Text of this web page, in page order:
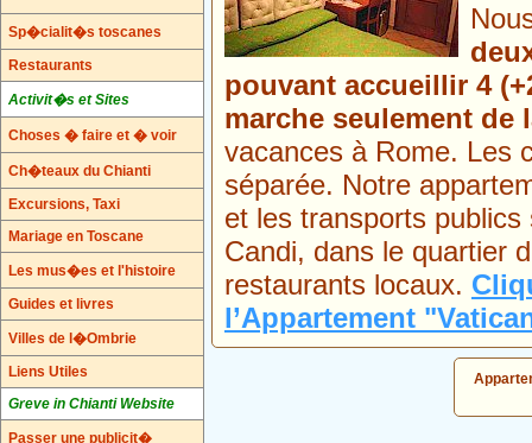
Sp�cialit�s toscanes
Restaurants
Activit�s et Sites
Choses � faire et � voir
Ch�teaux du Chianti
Excursions, Taxi
Mariage en Toscane
Les mus�es et l'histoire
Guides et livres
Villes de l�Ombrie
Liens Utiles
Greve in Chianti Website
Passer une publicit�
pouvant accueillir 4
marche seulement de
vacances à Rome. Les
séparée. Notre
et les transports publics
Candi, dans le quartier
restaurants locaux.
l’Appartement